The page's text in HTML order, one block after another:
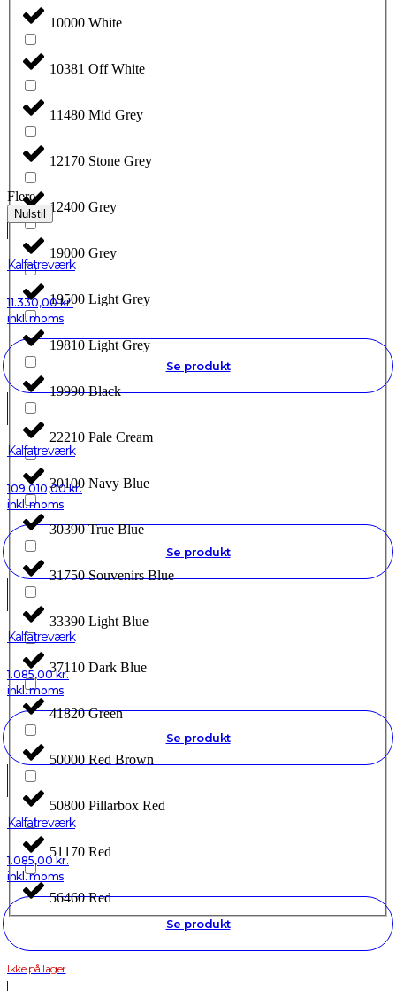
10000 White
10381 Off White
11480 Mid Grey
12170 Stone Grey
12400 Grey
19000 Grey
19500 Light Grey
19810 Light Grey
19990 Black
22210 Pale Cream
30100 Navy Blue
30390 True Blue
31750 Souvenirs Blue
33390 Light Blue
37110 Dark Blue
41820 Green
50000 Red Brown
50800 Pillarbox Red
51170 Red
56460 Red
Flere
Nulstil
Kalfatreværk
11.330,00kr.
inkl. moms
Se produkt
Kalfatreværk
109.010,00kr.
inkl. moms
Se produkt
Kalfatreværk
1.085,00kr.
inkl. moms
Se produkt
Kalfatreværk
1.085,00 kr.
inkl. moms
Se produkt
Ikke på lager